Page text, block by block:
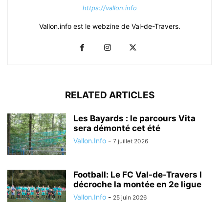
https://vallon.info
Vallon.info est le webzine de Val-de-Travers.
RELATED ARTICLES
Les Bayards : le parcours Vita
sera démonté cet été
Vallon.Info - 7 juillet 2026
Football: Le FC Val-de-Travers I
décroche la montée en 2e ligue
Vallon.Info - 25 juin 2026